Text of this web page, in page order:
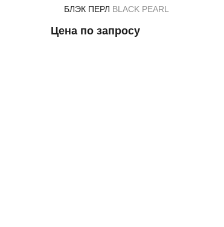
БЛЭК ПЕРЛ BLACK PEARL
Цена по запросу